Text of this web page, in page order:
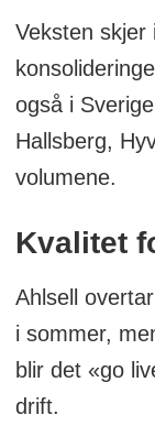
Veksten skjer
også i
Hallsberg,
volumene.
Kvalitet
Ahlsell
i sommer,
blir det «go
drift.